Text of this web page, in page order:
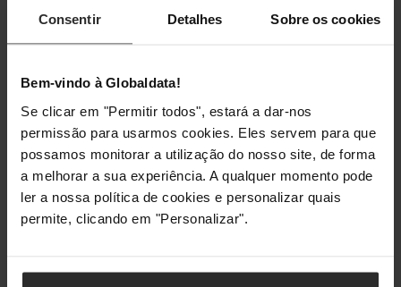
Consentir Detalhes Sobre os cookies
Bem-vindo à Globaldata!
Se clicar em "Permitir todos", estará a dar-nos
permissão para usarmos cookies. Eles servem para que
possamos monitorar a utilização do nosso site, de forma
a melhorar a sua experiência. A qualquer momento pode
ler a nossa política de cookies e personalizar quais
permite, clicando em "Personalizar".
Profundidade
Altura
Classificações